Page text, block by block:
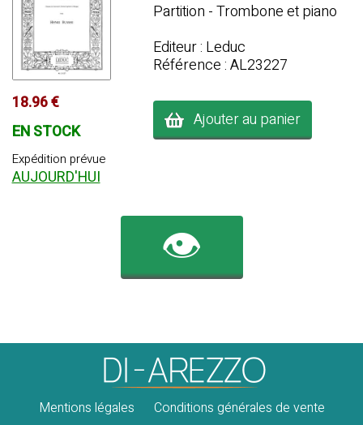
18.96 €
EN STOCK
Expédition prévue
AUJOURD'HUI
Partition - Trombone et piano
Editeur : Leduc
Référence : AL23227
Ajouter au panier
👁️
Mentions légales Conditions générales de vente